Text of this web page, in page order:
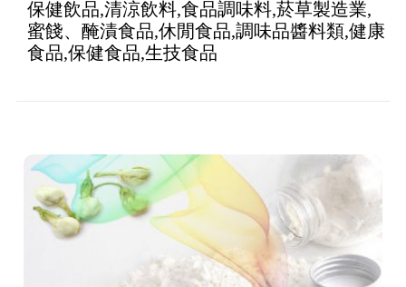
保健飲品,清涼飲料,食品調味料,菸草製造業,
蜜餞、醃漬食品,休閒食品,調味品醬料類,健康
食品,保健食品,生技食品